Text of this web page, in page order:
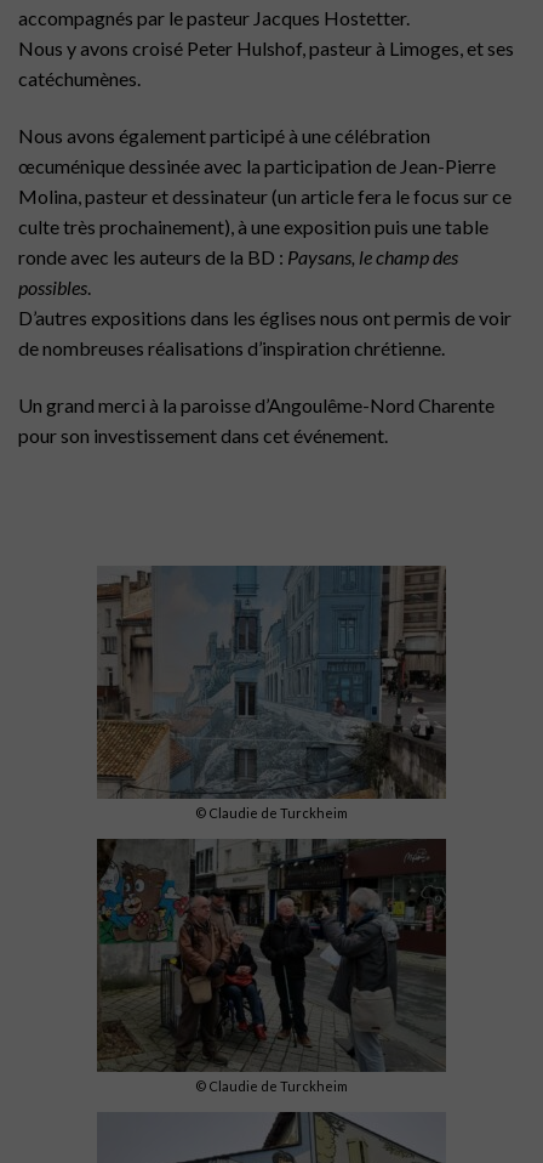
accompagnés par le pasteur Jacques Hostetter.
Nous y avons croisé Peter Hulshof, pasteur à Limoges, et ses
catéchumènes.
Nous avons également participé à une célébration
œcuménique dessinée avec la participation de Jean-Pierre
Molina, pasteur et dessinateur (un article fera le focus sur ce
culte très prochainement), à une exposition puis une table
ronde avec les auteurs de la BD : Paysans, le champ des
possibles.
D’autres expositions dans les églises nous ont permis de voir
de nombreuses réalisations d’inspiration chrétienne.
Un grand merci à la paroisse d’Angoulême-Nord Charente
pour son investissement dans cet événement.
© Claudie de Turckheim
© Claudie de Turckheim